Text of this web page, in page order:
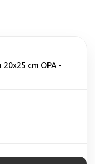
cm OPA -